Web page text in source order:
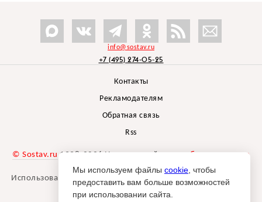
info@sostav.ru
+7 (495) 274-05-25
Контакты
Рекламодателям
Обратная связь
Rss
© Sostav.ru 1998-2026 Независимый проектбрендингового
агентства Depot
Использование материалов Sostav.ru допустимо только при
указании источника.
Мы используем файлы cookie , чтобы
предоставить вам больше возможностей
при использовании сайта.